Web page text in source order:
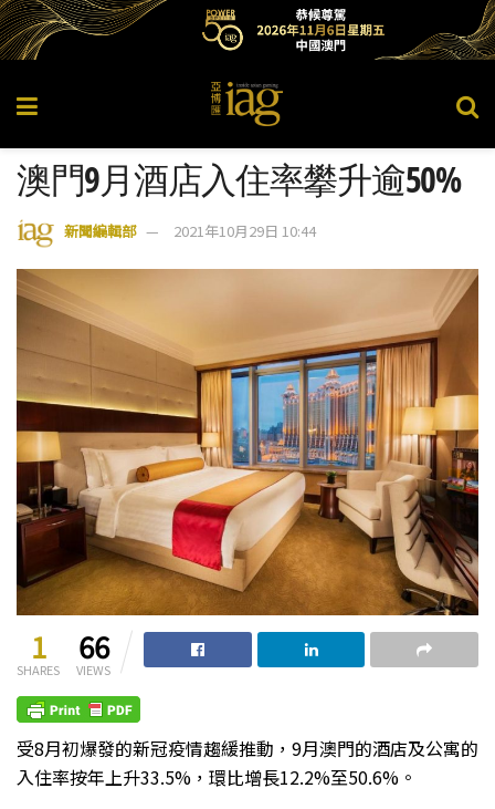
澳門9月酒店入住率攀升逾50%
新聞編輯部 2021年10月29日 10:44
1
SHARES
66
VIEWS
受8月初爆發的新冠疫情趨緩推動，9月澳門的酒店及公寓的
入住率按年上升33.5%，環比增長12.2%至50.6%。